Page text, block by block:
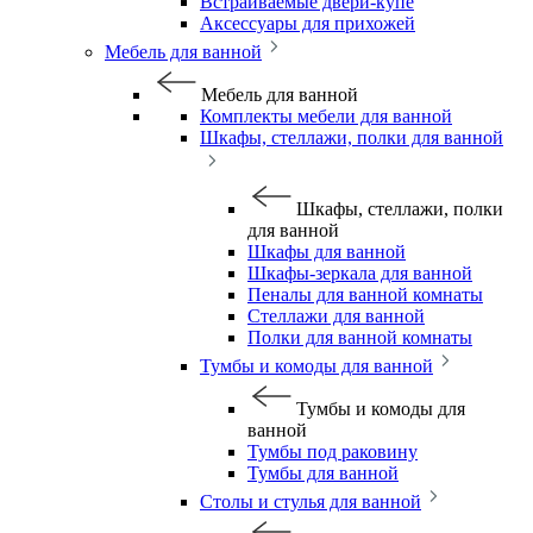
Аксессуары для прихожей
Мебель для ванной
Мебель для ванной
Комплекты мебели для ванной
Шкафы, стеллажи, полки для ванной
Шкафы, стеллажи, полки
для ванной
Шкафы для ванной
Шкафы-зеркала для ванной
Пеналы для ванной комнаты
Стеллажи для ванной
Полки для ванной комнаты
Тумбы и комоды для ванной
Тумбы и комоды для
ванной
Тумбы под раковину
Тумбы для ванной
Столы и стулья для ванной